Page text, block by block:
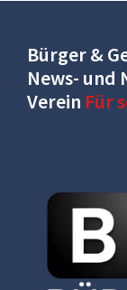
Bürger &
News- und
Verein Für